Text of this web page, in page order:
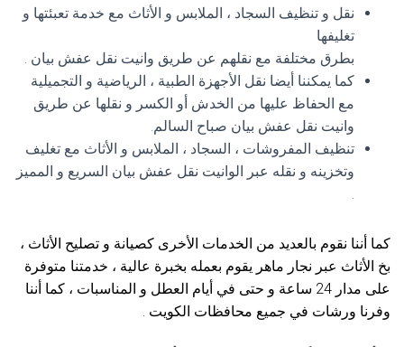
نقل و تنظيف السجاد ، الملابس و الأثاث مع خدمة تعبئتها و
تغليفها
بطرق مختلفة مع نقلهم عن طريق وانيت نقل عفش بيان .
كما يمكننا أيضا نقل الأجهزة الطبية ، الرياضية و التجميلية
مع الحفاظ عليها من الخدش أو الكسر و نقلها عن طريق
وانيت نقل عفش بيان صباح السالم.
تنظيف المفروشات ، السجاد ، الملابس و الأثاث مع تغليف
وتخزينه و نقله عبر الوانيت نقل عفش بيان السريع و المميز
.
كما أننا نقوم بالعديد من الخدمات الأخرى كصيانة و تصليح الأثاث ،
بخ الأثاث عبر نجار ماهر يقوم بعمله بخبرة عالية ، خدمتنا متوفرة
على مدار 24 ساعة و حتى في أيام العطل و المناسبات ، كما أننا
وفرنا ورشات في جميع محافظات الكويت .